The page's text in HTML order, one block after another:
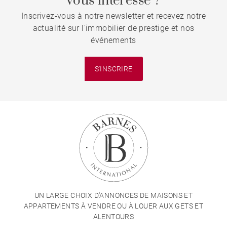
Inscrivez-vous à notre newsletter et recevez notre
actualité sur l'immobilier de prestige et nos
événements
S'INSCRIRE
UN LARGE CHOIX D'ANNONCES DE MAISONS ET
APPARTEMENTS À VENDRE OU À LOUER AUX GETS ET
ALENTOURS